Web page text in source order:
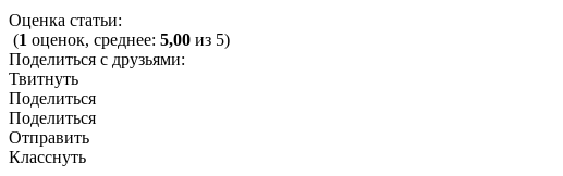
Оценка статьи:
(1 оценок, среднее: 5,00 из 5)
Поделиться с друзьями:
Твитнуть
Поделиться
Поделиться
Отправить
Класснуть